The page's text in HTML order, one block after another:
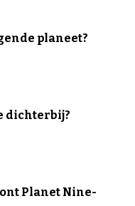
planeet?
dichterbij?
Planet Nine-